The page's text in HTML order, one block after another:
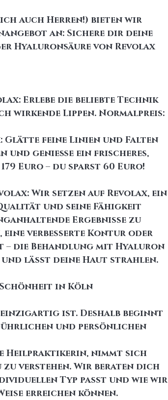
auch Herren!) bieten wir
an: Sichere dir deine
Hyaluronsäure von Revolax
Erlebe die beliebte Technik
wirkende Lippen. Normalpreis:
Glätte feine Linien und Falten
und genieße ein frischeres,
Euro – du sparst 60 Euro!
Wir setzen auf Revolax, ein
und seine Fähigkeit
Ergebnisse zu
eine verbesserte Kontur oder
– die Behandlung mit Hyaluron
lässt deine Haut strahlen.
in Köln
einzigartig ist. Deshalb beginnt
und persönlichen
Heilpraktikerin, nimmt sich
zu verstehen. Wir beraten dich
Typ passt und wie wir
erreichen können.